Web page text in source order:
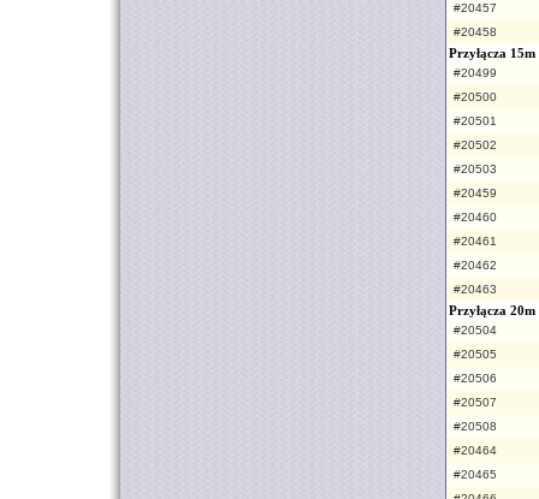
#20457
#20458
Przyłącza 15m
#20499
#20500
#20501
#20502
#20503
#20459
#20460
#20461
#20462
#20463
Przyłącza 20m
#20504
#20505
#20506
#20507
#20508
#20464
#20465